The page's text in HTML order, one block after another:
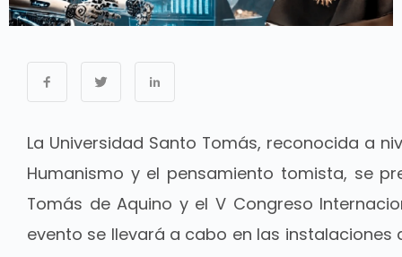
La Universidad Santo Tomás, reconocida a
Humanismo y el pensamiento tomista, se
Tomás de Aquino y el V Congreso
evento se llevará a cabo en las instalaciones